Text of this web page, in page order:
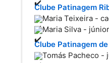
Clube Patinagem
Maria Teixeira -
Maria Silva -
Clube Patinagem
Tomás Pacheco -